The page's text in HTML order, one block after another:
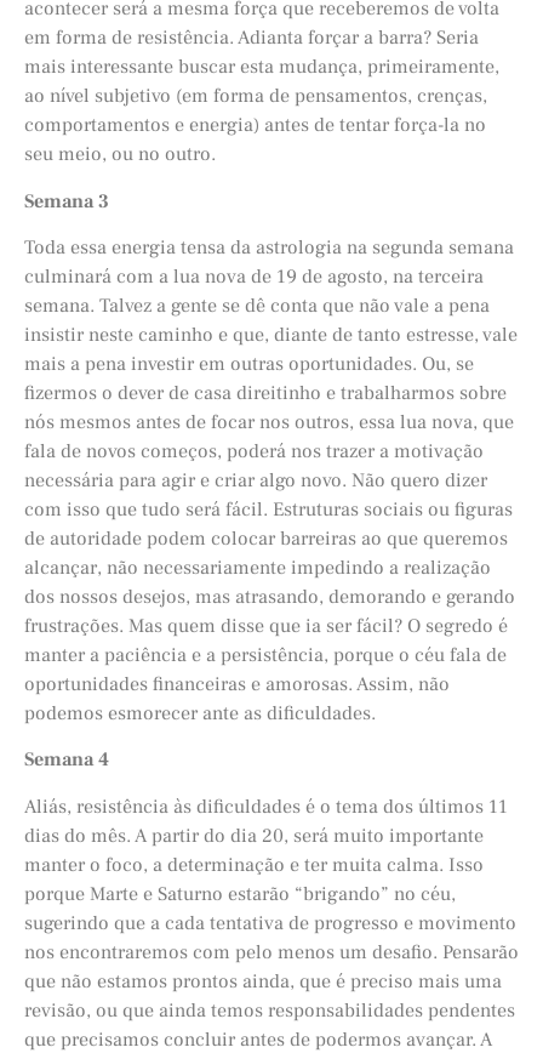
acontecer será a mesma força que receberemos de volta
em forma de resistência. Adianta forçar a barra? Seria
mais interessante buscar esta mudança, primeiramente,
ao nível subjetivo (em forma de pensamentos, crenças,
comportamentos e energia) antes de tentar força-la no
seu meio, ou no outro.
Semana 3
Toda essa energia tensa da astrologia na segunda semana
culminará com a lua nova de 19 de agosto, na terceira
semana. Talvez a gente se dê conta que não vale a pena
insistir neste caminho e que, diante de tanto estresse, vale
mais a pena investir em outras oportunidades. Ou, se
fizermos o dever de casa direitinho e trabalharmos sobre
nós mesmos antes de focar nos outros, essa lua nova, que
fala de novos começos, poderá nos trazer a motivação
necessária para agir e criar algo novo. Não quero dizer
com isso que tudo será fácil. Estruturas sociais ou figuras
de autoridade podem colocar barreiras ao que queremos
alcançar, não necessariamente impedindo a realização
dos nossos desejos, mas atrasando, demorando e gerando
frustrações. Mas quem disse que ia ser fácil? O segredo é
manter a paciência e a persistência, porque o céu fala de
oportunidades financeiras e amorosas. Assim, não
podemos esmorecer ante as dificuldades.
Semana 4
Aliás, resistência às dificuldades é o tema dos últimos 11
dias do mês. A partir do dia 20, será muito importante
manter o foco, a determinação e ter muita calma. Isso
porque Marte e Saturno estarão “brigando” no céu,
sugerindo que a cada tentativa de progresso e movimento
nos encontraremos com pelo menos um desafio. Pensarão
que não estamos prontos ainda, que é preciso mais uma
revisão, ou que ainda temos responsabilidades pendentes
que precisamos concluir antes de podermos avançar. A